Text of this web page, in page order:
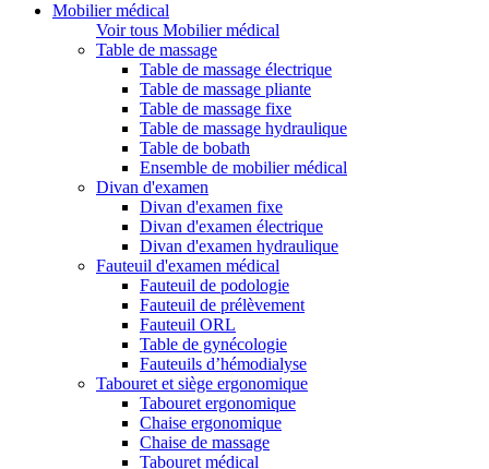
Mobilier médical
Voir tous Mobilier médical
Table de massage
Table de massage électrique
Table de massage pliante
Table de massage fixe
Table de massage hydraulique
Table de bobath
Ensemble de mobilier médical
Divan d'examen
Divan d'examen fixe
Divan d'examen électrique
Divan d'examen hydraulique
Fauteuil d'examen médical
Fauteuil de podologie
Fauteuil de prélèvement
Fauteuil ORL
Table de gynécologie
Fauteuils d’hémodialyse
Tabouret et siège ergonomique
Tabouret ergonomique
Chaise ergonomique
Chaise de massage
Tabouret médical